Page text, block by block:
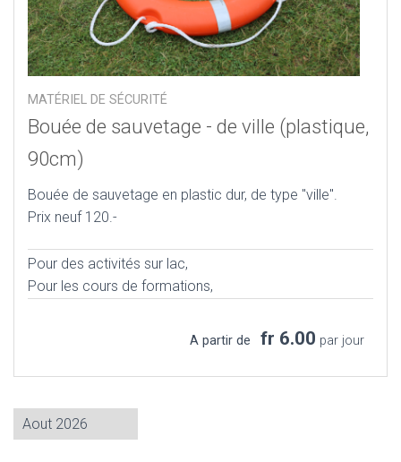
MATÉRIEL DE SÉCURITÉ
Bouée de sauvetage - de ville (plastique,
90cm)
Bouée de sauvetage en plastic dur, de type "ville".
Prix neuf 120.-
Pour des activités sur lac,
Pour les cours de formations,
A partir de fr 6.00 par jour